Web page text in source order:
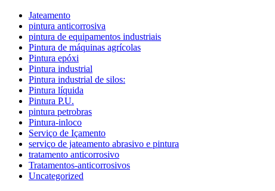
Jateamento
pintura anticorrosiva
pintura de equipamentos industriais
Pintura de máquinas agrícolas
Pintura epóxi
Pintura industrial
Pintura industrial de silos:
Pintura líquida
Pintura P.U.
pintura petrobras
Pintura-inloco
Serviço de Içamento
serviço de jateamento abrasivo e pintura
tratamento anticorrosivo
Tratamentos-anticorrosivos
Uncategorized